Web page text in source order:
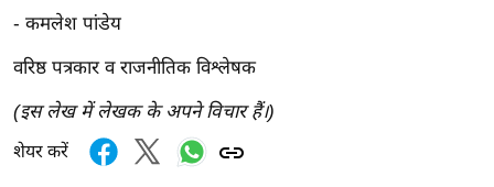
रि
ले
न
- कमलेश पांडेय
वरिष्ठ पत्रकार व राजनीतिक विश्लेषक
(इस लेख में लेखक के अपने विचार हैं।)
शेयर करें